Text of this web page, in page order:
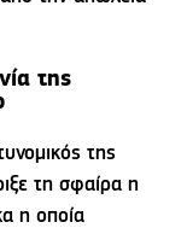
της
της
τη σφαίρα η
η οποία